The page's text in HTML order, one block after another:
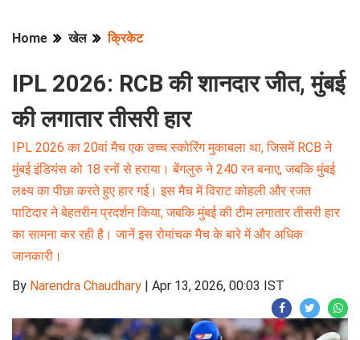
Home खेल क्रिकेट
IPL 2026: RCB की शानदार जीत, मुंबई
की लगातार तीसरी हार
IPL 2026 का 20वां मैच एक उच्च स्कोरिंग मुकाबला था, जिसमें RCB ने
मुंबई इंडियंस को 18 रनों से हराया। बेंगलुरु ने 240 रन बनाए, जबकि मुंबई
लक्ष्य का पीछा करते हुए हार गई। इस मैच में विराट कोहली और रजत
पाटिदार ने बेहतरीन प्रदर्शन किया, जबकि मुंबई की टीम लगातार तीसरी हार
का सामना कर रही है। जानें इस रोमांचक मैच के बारे में और अधिक
जानकारी।
By Narendra Chaudhary | Apr 13, 2026, 00:03 IST